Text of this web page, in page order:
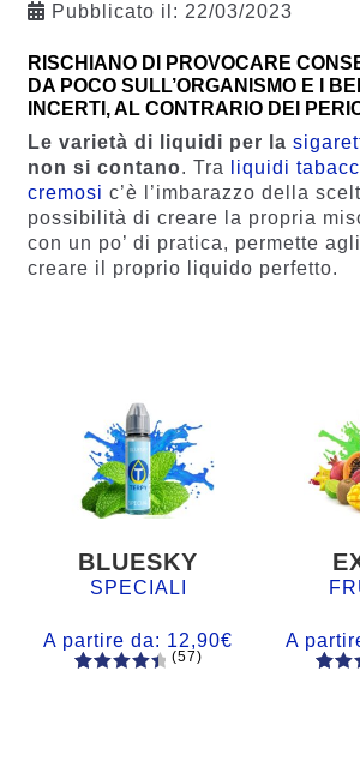
Pubblicato il: 22/03/2023
RISCHIANO DI PROVOCARE
DA POCO SULL’ORGANISMO E I
INCERTI, AL CONTRARIO DEI
Le varietà di liquidi per la
non si contano. Tra liquidi
cremosi c’è l’imbarazzo della
possibilità di creare la propria
con un po’ di pratica, permette
creare il proprio liquido perfetto.
BLUESKY
SPECIALI
A partire da: 12,90€
(57)
A